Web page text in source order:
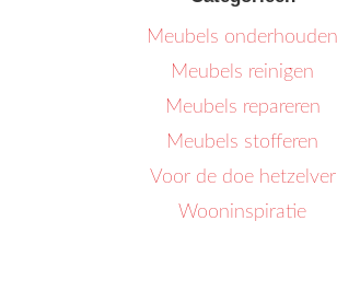
Meubels onderhouden
Meubels reinigen
Meubels repareren
Meubels stofferen
Voor de doe hetzelver
Wooninspiratie